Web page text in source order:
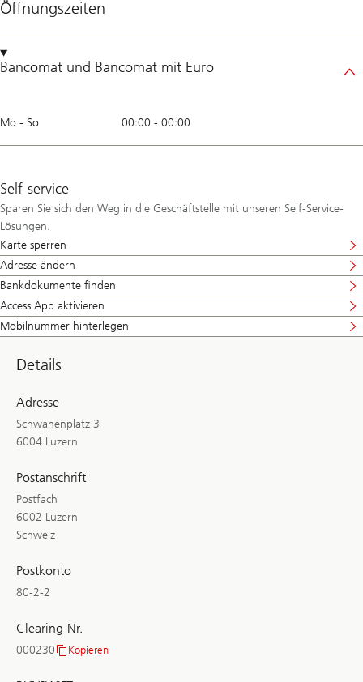
Öffnungszeiten
Bancomat und Bancomat mit Euro
Mo - So 00:00 - 00:00
Self-service
Sparen Sie sich den Weg in die Geschäftstelle mit unseren Self-Service-
Lösungen.
Karte sperren
Adresse ändern
Bankdokumente finden
Access App aktivieren
Mobilnummer hinterlegen
Details
Adresse
Schwanenplatz 3
6004 Luzern
Postanschrift
Postfach
6002 Luzern
Schweiz
Postkonto
80-2-2
Clearing-Nr.
000230
Kopieren